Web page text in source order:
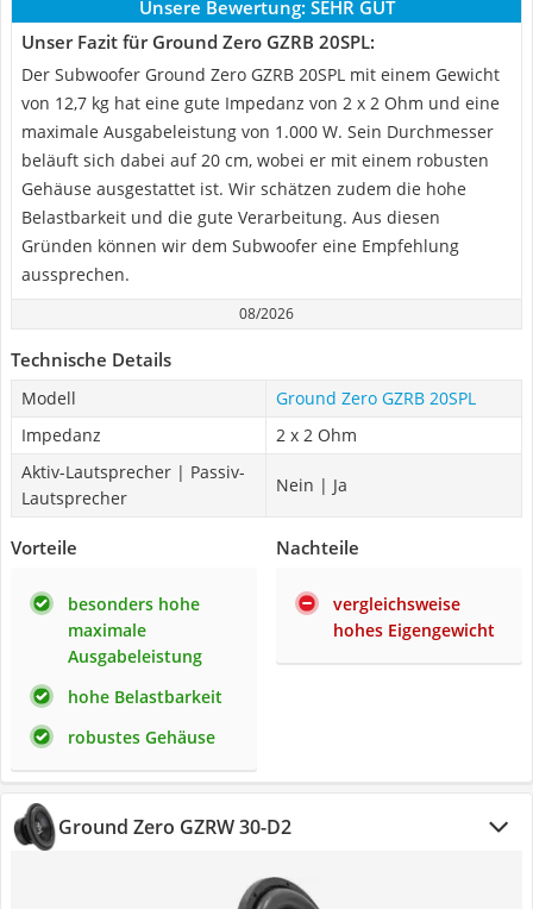
Unsere Bewertung: SEHR GUT
Unser Fazit für Ground Zero GZRB 20SPL:
Der Subwoofer Ground Zero GZRB 20SPL mit einem Gewicht
von 12,7 kg hat eine gute Impedanz von 2 x 2 Ohm und eine
maximale Ausgabeleistung von 1.000 W. Sein Durchmesser
beläuft sich dabei auf 20 cm, wobei er mit einem robusten
Gehäuse ausgestattet ist. Wir schätzen zudem die hohe
Belastbarkeit und die gute Verarbeitung. Aus diesen
Gründen können wir dem Subwoofer eine Empfehlung
aussprechen.
08/2026
Technische Details
Modell
Ground Zero GZRB 20SPL
Impedanz
2 x 2 Ohm
Aktiv-Lautsprecher | Passiv-
Lautsprecher
Nein | Ja
Vorteile
besonders hohe
maximale
Ausgabeleistung
hohe Belastbarkeit
robustes Gehäuse
Nachteile
vergleichsweise
hohes Eigengewicht
Ground Zero GZRW 30-D2